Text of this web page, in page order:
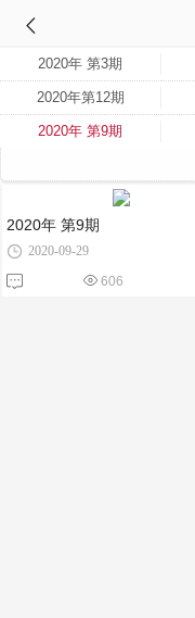
2020年 第3期
2020年第12期
2020年 第9期
2020年 第4期
2020年 第9期
2020-09-29
606